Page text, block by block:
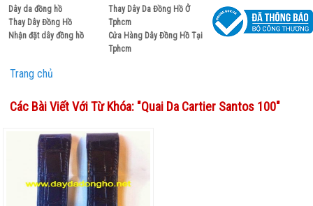
Dây da đồng hồ
Thay Dây Đồng Hồ
Nhận đặt dây đồng hồ
Thay Dây Da Đồng Hồ Ở
Tphcm
Cửa Hàng Dây Đồng Hồ Tại
Tphcm
Trang chủ
Các Bài Viết Với Từ Khóa: "Quai Da Cartier Santos 100"